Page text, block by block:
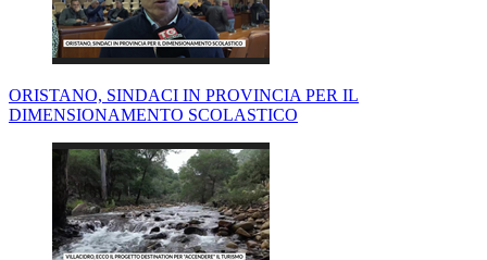
ORISTANO, SINDACI IN PROVINCIA PER IL
DIMENSIONAMENTO SCOLASTICO